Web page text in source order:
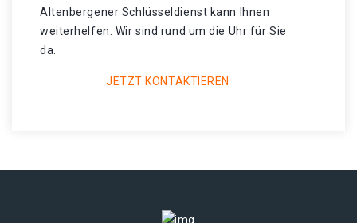
Altenbergener Schlüsseldienst kann Ihnen
weiterhelfen. Wir sind rund um die Uhr für Sie
da.
JETZT KONTAKTIEREN